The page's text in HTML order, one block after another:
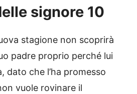
signore 10
stagione non scoprirà
padre proprio perché lui
dato che l’ha promesso
vuole rovinare il